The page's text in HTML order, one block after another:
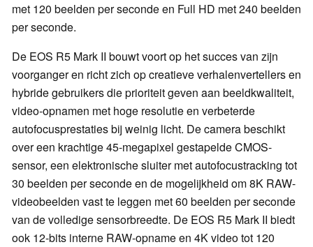
met 120 beelden per seconde en Full HD met 240 beelden
per seconde.
De EOS R5 Mark II bouwt voort op het succes van zijn
voorganger en richt zich op creatieve verhalenvertellers en
hybride gebruikers die prioriteit geven aan beeldkwaliteit,
video-opnamen met hoge resolutie en verbeterde
autofocusprestaties bij weinig licht. De camera beschikt
over een krachtige 45-megapixel gestapelde CMOS-
sensor, een elektronische sluiter met autofocustracking tot
30 beelden per seconde en de mogelijkheid om 8K RAW-
videobeelden vast te leggen met 60 beelden per seconde
van de volledige sensorbreedte. De EOS R5 Mark II biedt
ook 12-bits interne RAW-opname en 4K video tot 120